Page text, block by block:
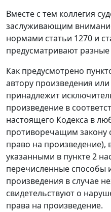
Вместе с тем коллегия
заслуживающим
нормами статьи 1270 и
предусматривают
Как предусмотрено
автору произведения
принадлежит
произведение в
настоящего Кодекса в
противоречащим закону
право на произведение),
указанными в пункте 2
перечисленные способы
произведения в случае
свидетельствуют о
права на произведение.